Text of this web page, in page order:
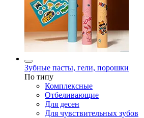
Зубные пасты, гели, порошки
По типу
Комплексные
Отбеливающие
Для десен
Для чувствительных зубов